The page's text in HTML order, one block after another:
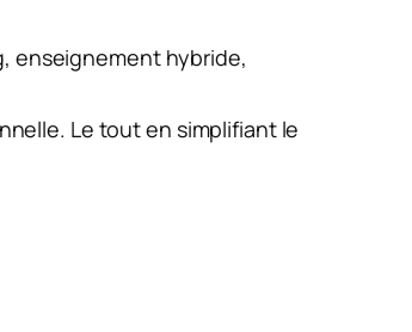
enseignement hybride,
Le tout en simplifiant le